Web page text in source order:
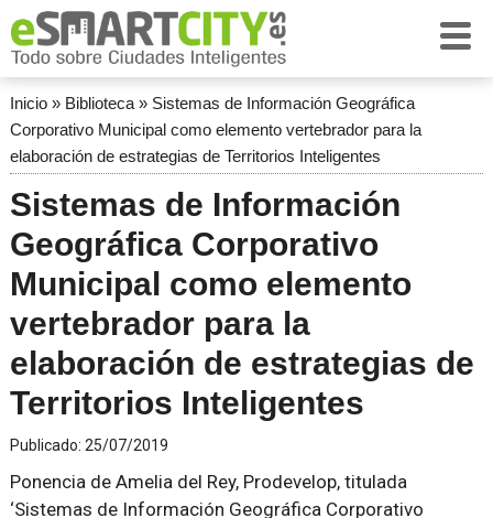
Inicio» Biblioteca» Sistemas de Información Geográfica
Corporativo Municipal como elemento vertebrador para la
elaboración de estrategias de Territorios Inteligentes
Sistemas de Información
Geográfica Corporativo
Municipal como elemento
vertebrador para la
elaboración de estrategias de
Territorios Inteligentes
Publicado: 25/07/2019
Ponencia de Amelia del Rey, Prodevelop, titulada
‘Sistemas de Información Geográfica Corporativo